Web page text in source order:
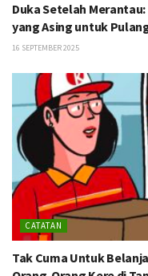
Duka Setelah
yang Asing untuk
16 SEPTEMBER 2025
CATATAN
Tak Cuma Untuk